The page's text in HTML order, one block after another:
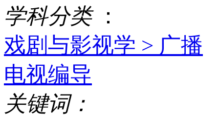
学科分类：
戏剧与影视学 > 广播
电视编导
关键词：